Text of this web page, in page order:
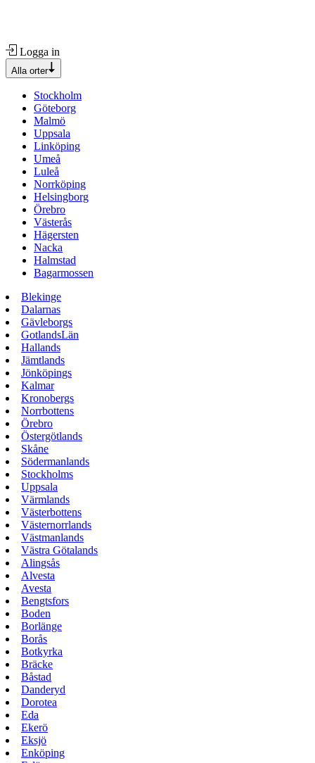
Logga in
Alla orter
Stockholm
Göteborg
Malmö
Uppsala
Linköping
Umeå
Luleå
Norrköping
Helsingborg
Örebro
Västerås
Hägersten
Nacka
Halmstad
Bagarmossen
Blekinge
Dalarnas
Gävleborgs
GotlandsLän
Hallands
Jämtlands
Jönköpings
Kalmar
Kronobergs
Norrbottens
Örebro
Östergötlands
Skåne
Södermanlands
Stockholms
Uppsala
Värmlands
Västerbottens
Västernorrlands
Västmanlands
Västra Götalands
Alingsås
Alvesta
Avesta
Bengtsfors
Boden
Borlänge
Borås
Botkyrka
Bräcke
Båstad
Danderyd
Dorotea
Eda
Ekerö
Eksjö
Enköping